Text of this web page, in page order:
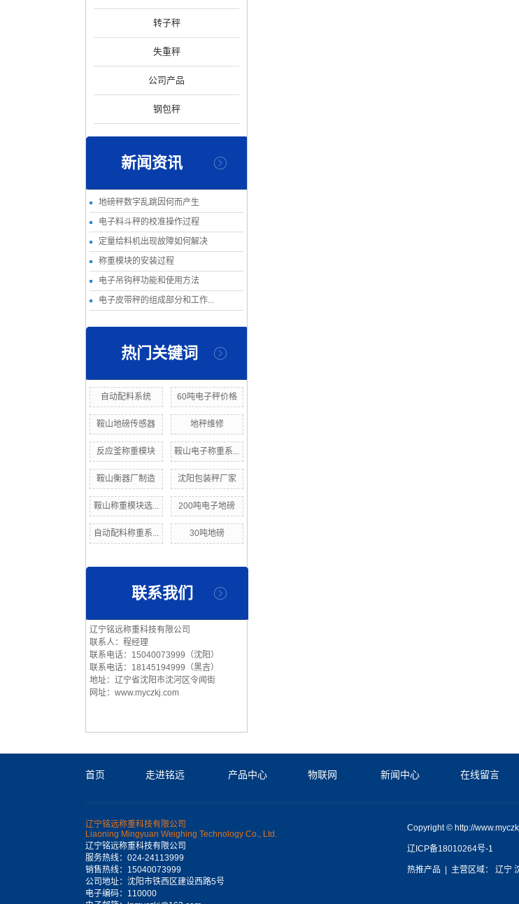
转子秤
失重秤
公司产品
钢包秤
新闻资讯
地磅秤数字乱跳因何而产生
电子料斗秤的校准操作过程
定量给料机出现故障如何解决
称重模块的安装过程
电子吊钩秤功能和使用方法
电子皮带秤的组成部分和工作...
热门关键词
自动配料系统 60吨电子秤价格
鞍山地磅传感器 地秤维修
反应釜称重模块 鞍山电子称重系...
鞍山衡器厂制造 沈阳包装秤厂家
鞍山称重模块选... 200吨电子地磅
自动配料称重系... 30吨地磅
联系我们
辽宁铭远称重科技有限公司
联系人：程经理
联系电话：15040073999（沈阳）
联系电话：18145194999（黑吉）
地址：辽宁省沈阳市沈河区令闻街
网址：www.myczkj.com
首页 走进铭远 产品中心 物联网 新闻中心 在线留言
辽宁铭远称重科技有限公司
Liaoning Mingyuan Weighing Technology Co., Ltd.
辽宁铭远称重科技有限公司
服务热线：024-24113999
销售热线：15040073999
公司地址：沈阳市铁西区建设西路5号
电子编码：110000
Copyright © http://
辽ICP备18010264号-1
热推产品 | 主营区域： 辽宁